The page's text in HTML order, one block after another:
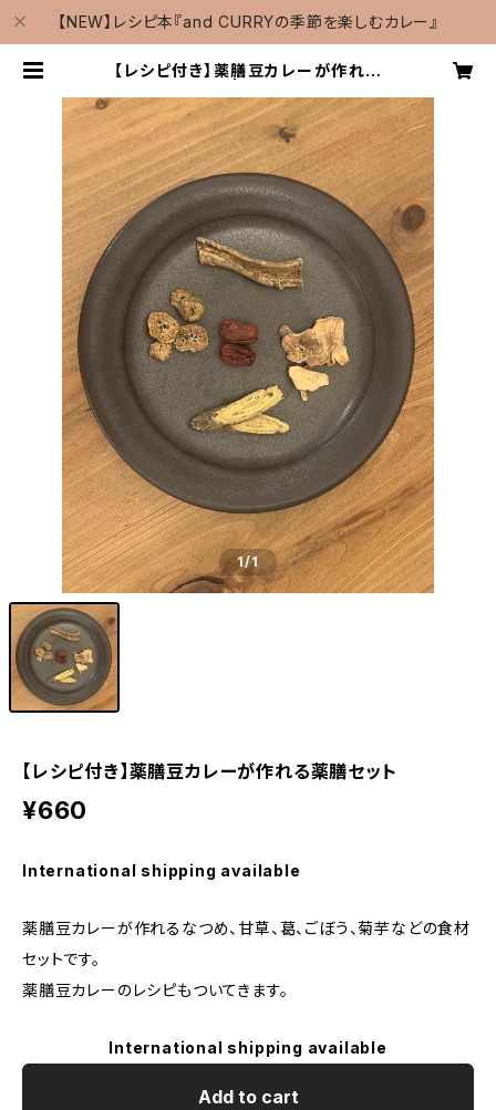
【NEW】レシピ本『and CURRYの季節を楽しむカレー』
【レシピ付き】薬膳豆カレーが作れる
1/1
【レシピ付き】薬膳豆カレーが作れる薬膳セット
¥660
International shipping available
薬膳豆カレーが作れるなつめ、甘草、葛、ごぼう、菊芋などの食材
セットです。
薬膳豆カレーのレシピもついてきます。
International shipping available
Add to cart